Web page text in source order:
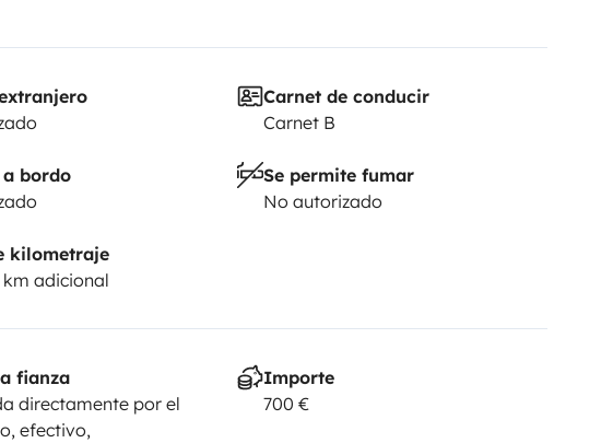
Carnet de conducir
Carnet B
bordo
Se permite fumar
No autorizado
kilometraje
km adicional
fianza
directamente por el
efectivo,
Importe
700 €